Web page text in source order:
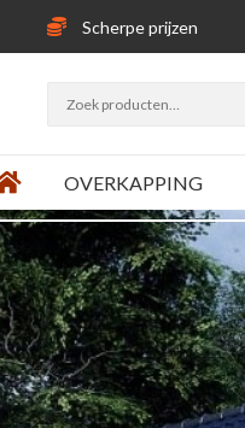
Scherpe prijzen
Zoeken
OVERKAPPING